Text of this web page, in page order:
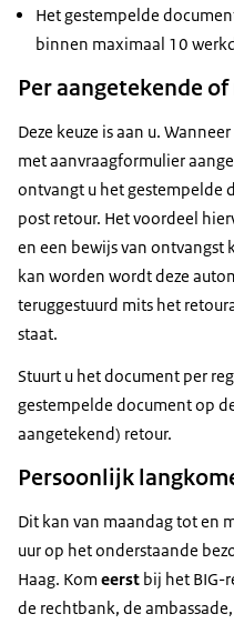
Het gestempelde
binnen maximaal 10
Per aangetekende
Deze keuze is aan u.
met aanvraagformulier
ontvangt u het gestempelde
post retour. Het voordeel
en een bewijs van ontvangst
kan worden wordt deze
teruggestuurd mits het
staat.
Stuurt u het document per
gestempelde document op
aangetekend) retour.
Persoonlijk
Dit kan van maandag tot en
uur op het onderstaande
Haag. Kom eerst bij het BIG-
de rechtbank, de